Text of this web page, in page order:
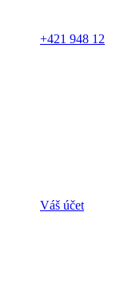
+421 948 12
Váš účet